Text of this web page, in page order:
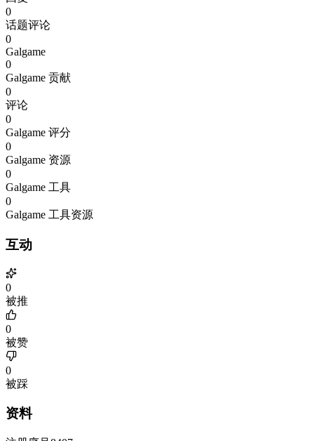
0
话题评论
0
Galgame
0
Galgame 贡献
0
评论
0
Galgame 评分
0
Galgame 资源
0
Galgame 工具
0
Galgame 工具资源
互动
0
被推
0
被赞
0
被踩
资料